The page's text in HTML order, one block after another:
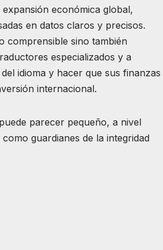
económica global,
en datos claros y precisos.
comprensible sino también
especializados y a
idioma y hacer que sus finanzas
internacional.
parecer pequeño, a nivel
guardianes de la integridad